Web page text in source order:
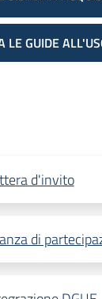
LE GUIDE
d'invito
di